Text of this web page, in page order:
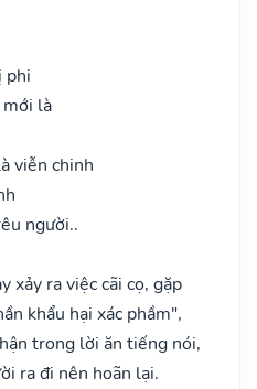
phi
là
viễn chinh
người..
xảy ra việc cãi cọ, gặp
khẩu hại xác phầm",
trong lời ăn tiếng nói,
ra đi nên hoãn lại.